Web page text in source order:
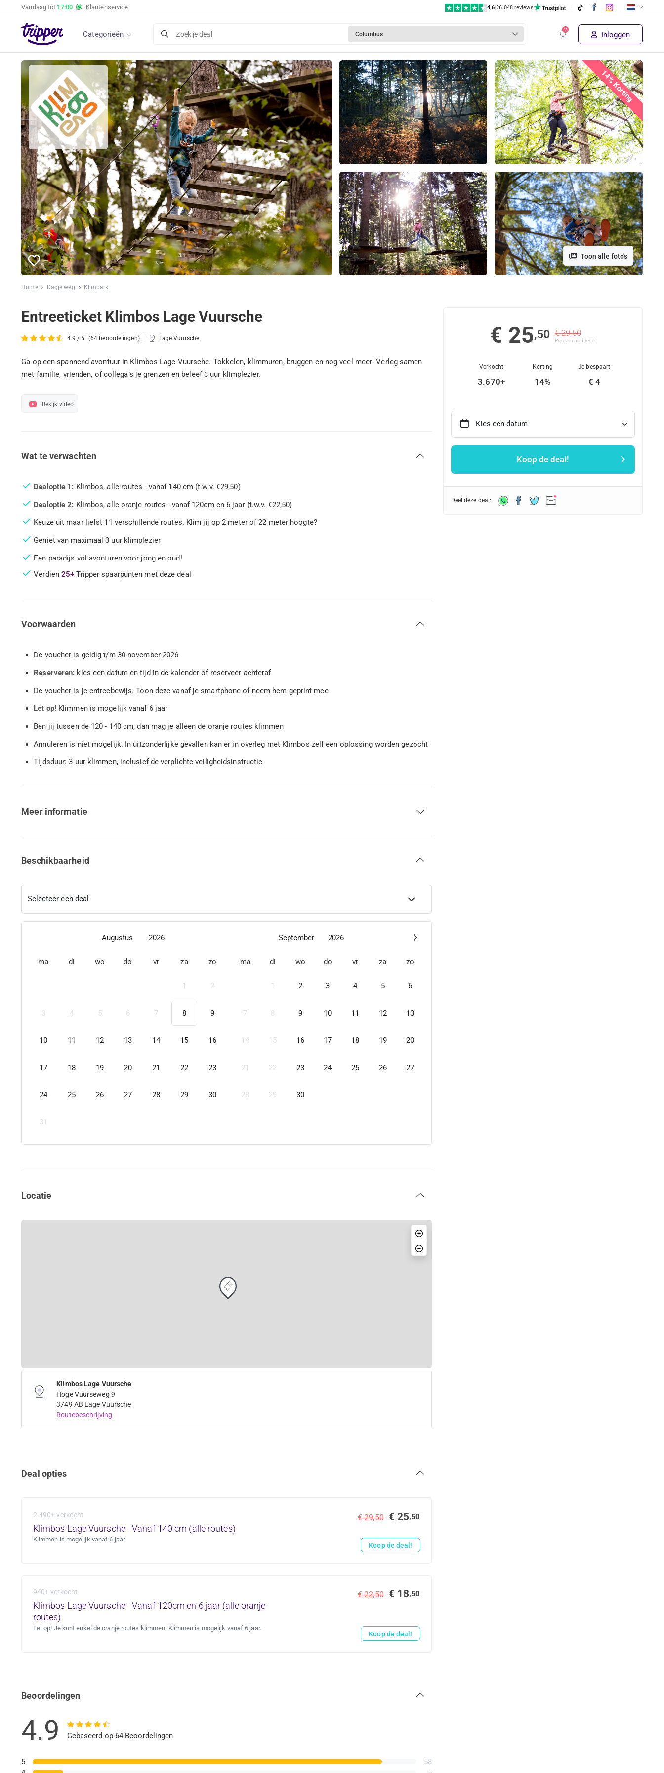
Vandaag tot 17:00 Klantenservice 4,6|26.048 reviews
Categorieën Zoek je deal Columbus Inloggen
14% Korting
Toon alle foto's
Home Dagje weg Klimpark
Entreeticket Klimbos Lage Vuursche
4.9 / 5 (64 beoordelingen) | Lage Vuursche
Ga op een spannend avontuur in Klimbos Lage Vuursche. Tokkelen, klimmuren, bruggen en nog veel meer! Verleg samen
met familie, vrienden, of collega’s je grenzen en beleef 3 uur klimplezier.
Bekijk video
Wat te verwachten
Dealoptie 1: Klimbos, alle routes - vanaf 140 cm (t.w.v. €29,50)
Dealoptie 2: Klimbos, alle oranje routes - vanaf 120cm en 6 jaar (t.w.v. €22,50)
Keuze uit maar liefst 11 verschillende routes. Klim jij op 2 meter of 22 meter hoogte?
Geniet van maximaal 3 uur klimplezier
Een paradijs vol avonturen voor jong en oud!
Verdien25+ Tripper spaarpunten met deze deal
Voorwaarden
De voucher is geldig t/m 30 november 2026
Reserveren: kies een datum en tijd in de kalender of reserveer achteraf
De voucher is je entreebewijs. Toon deze vanaf je smartphone of neem hem geprint mee
Let op! Klimmen is mogelijk vanaf 6 jaar
Ben jij tussen de 120 - 140 cm, dan mag je alleen de oranje routes klimmen
Annuleren is niet mogelijk. In uitzonderlijke gevallen kan er in overleg met Klimbos zelf een oplossing worden gezocht
Tijdsduur: 3 uur klimmen, inclusief de verplichte veiligheidsinstructie
Meer informatie
Beschikbaarheid
Selecteer een deal
Augustus 2026
ma di wo do vr za zo
1 2
3 4 5 6 7 8 9
10 11 12 13 14 15 16
17 18 19 20 21 22 23
24 25 26 27 28 29 30
31
September 2026
ma di wo do vr za zo
1 2 3 4 5 6
7 8 9 10 11 12 13
14 15 16 17 18 19 20
21 22 23 24 25 26 27
28 29 30
Locatie
Klimbos Lage Vuursche
Hoge Vuurseweg 9
3749 AB Lage Vuursche
Routebeschrijving
Deal opties
2.490+ verkocht
Klimbos Lage Vuursche - Vanaf 140 cm (alle routes)
Klimmen is mogelijk vanaf 6 jaar.
€ 29,50 € 25,50
Koop de deal!
940+ verkocht
Klimbos Lage Vuursche - Vanaf 120cm en 6 jaar (alle oranje
routes)
Let op! Je kunt enkel de oranje routes klimmen. Klimmen is mogelijk vanaf 6 jaar.
€ 22,50 € 18,50
Koop de deal!
Beoordelingen
4.9 Gebaseerd op 64 Beoordelingen
5
58
€ 25,50 € 29,50
Prijs van aanbieder
Verkocht
3.670+
Korting
14%
Je bespaart
€ 4
Kies een datum
Koop de deal!
Deel deze deal: